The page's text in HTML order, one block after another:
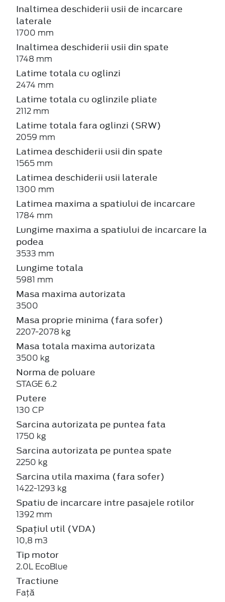
Inaltimea deschiderii usii de incarcare
laterale
1700 mm
Inaltimea deschiderii usii din spate
1748 mm
Latime totala cu oglinzi
2474 mm
Latime totala cu oglinzile pliate
2112 mm
Latime totala fara oglinzi (SRW)
2059 mm
Latimea deschiderii usii din spate
1565 mm
Latimea deschiderii usii laterale
1300 mm
Latimea maxima a spatiului de incarcare
1784 mm
Lungime maxima a spatiului de incarcare la
podea
3533 mm
Lungime totala
5981 mm
Masa maxima autorizata
3500
Masa proprie minima (fara sofer)
2207-2078 kg
Masa totala maxima autorizata
3500 kg
Norma de poluare
STAGE 6.2
Putere
130 CP
Sarcina autorizata pe puntea fata
1750 kg
Sarcina autorizata pe puntea spate
2250 kg
Sarcina utila maxima (fara sofer)
1422-1293 kg
Spatiu de incarcare intre pasajele rotilor
1392 mm
Spațiul util (VDA)
10,8 m3
Tip motor
2.0L EcoBlue
Tractiune
Față